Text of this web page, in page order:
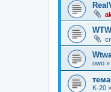
owo »
K-20 »